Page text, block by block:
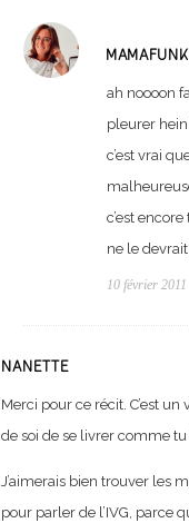
ah noooon
pleurer hein
c’est vrai
c’est
ne le
10 février
NANETTE
Merci pour ce récit. C’est un
de soi de se livrer comme tu
J’aimerais bien trouver les
pour parler de l’IVG, parce